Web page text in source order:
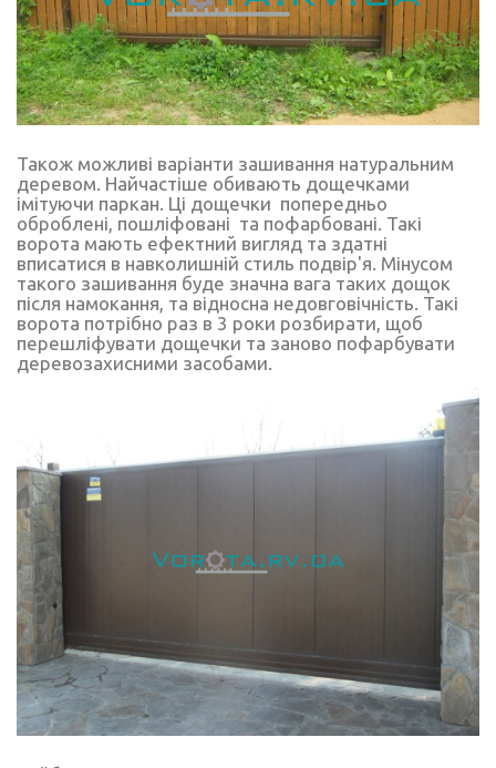
Також можливі варіанти зашивання натуральним
деревом. Найчастіше обивають дощечками
імітуючи паркан. Ці дощечки попередньо
оброблені, пошліфовані та пофарбовані. Такі
ворота мають ефектний вигляд та здатні
вписатися в навколишній стиль подвір'я. Мінусом
такого зашивання буде значна вага таких дощок
після намокання, та відносна недовговічність. Такі
ворота потрібно раз в 3 роки розбирати, щоб
перешліфувати дощечки та заново пофарбувати
деревозахисними засобами.